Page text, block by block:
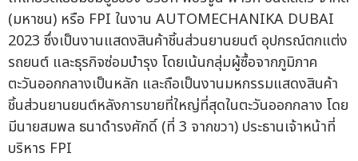
(มหาชน) หรือ FPI ในงาน AUTOMECHANIKA DUBAI
2023 ซึ่งเป็นงานแสดงสินค้าชิ้นส่วนยานยนต์ อุปกรณ์ตกแต่ง
รถยนต์ และธุรกิจซ่อมบำรุง โดยเน้นกลุ่มผู้ซื้อจากภูมิภาค
ตะวันออกกลางเป็นหลัก และถือเป็นงานมหกรรมแสดงสินค้า
ชิ้นส่วนยานยนต์หลังการขายที่ใหญ่ที่สุดในตะวันออกกลาง โดย
มีนายสมพล ธนาดำรงศักดิ์ (ที่ 3 จากขวา) ประธานเจ้าหน้าที่
บริหาร FPI